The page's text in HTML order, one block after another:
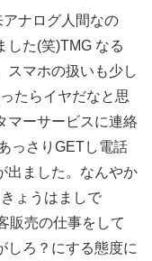
ナログ人間なの
た(笑)TMG なる
スマホの扱いも少し
たらイヤだなと思
マーサービスに連絡
っさりGETし電話
出ました。なんやか
ょうはましで
販売の仕事をして
しろ？にする態度に